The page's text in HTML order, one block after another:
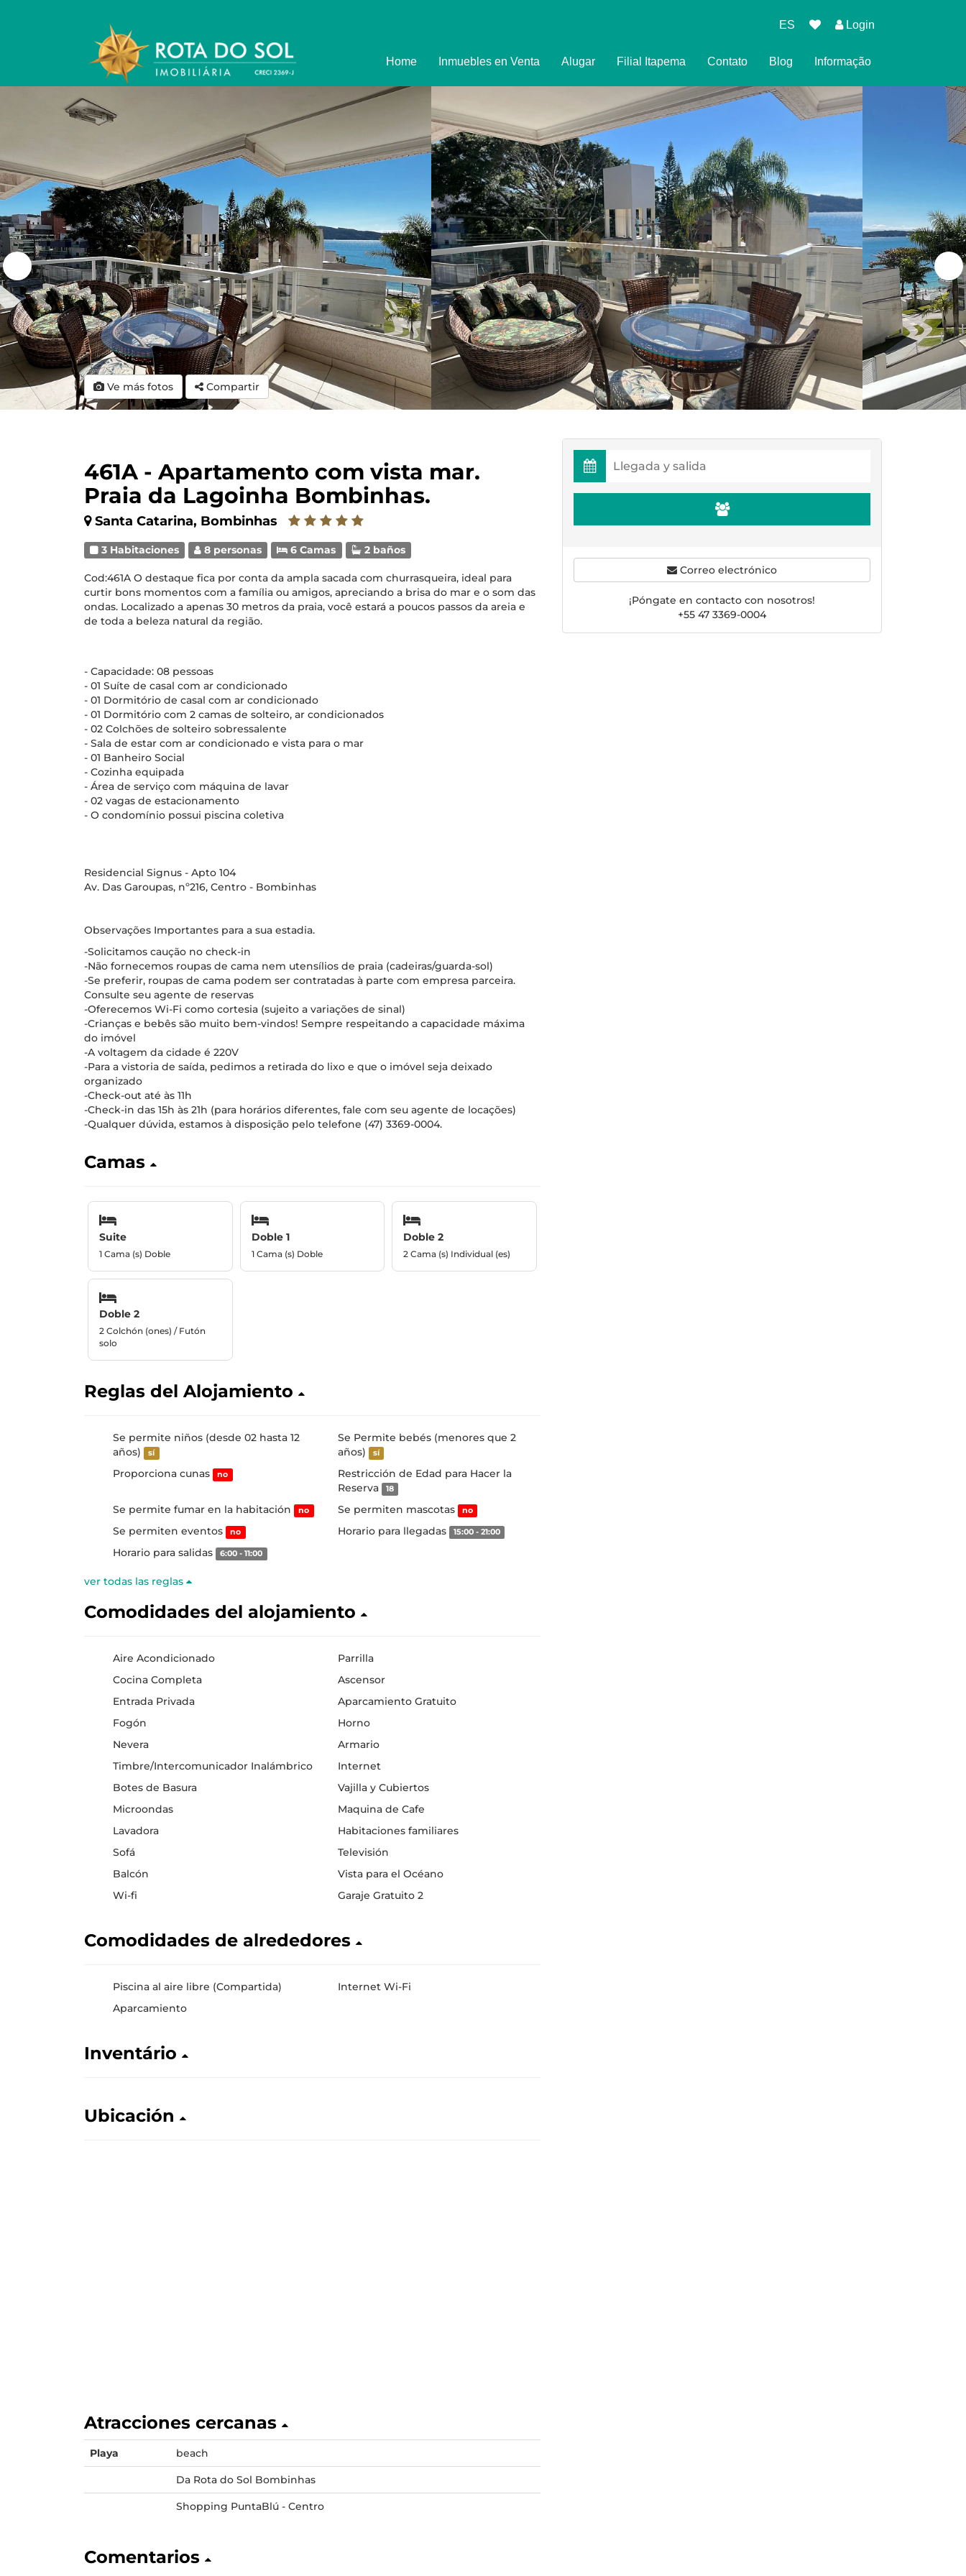
ES Login
Home Inmuebles en Venta Alugar
Imóveis
Formulário de Reserva
Promoções
Política de Privacidade
Termo e Condições para Reservar
Filial Itapema Contato Blog Informação
Ve más fotos Compartir
461A - Apartamento com vista mar.
Praia da Lagoinha Bombinhas.
Santa Catarina, Bombinhas
3 Habitaciones 8 personas 6 Camas 2 baños
Cod:461A O destaque fica por conta da ampla sacada com churrasqueira, ideal para
curtir bons momentos com a família ou amigos, apreciando a brisa do mar e o som das
ondas. Localizado a apenas 30 metros da praia, você estará a poucos passos da areia e
de toda a beleza natural da região.
- Capacidade: 08 pessoas
- 01 Suíte de casal com ar condicionado
- 01 Dormitório de casal com ar condicionado
- 01 Dormitório com 2 camas de solteiro, ar condicionados
- 02 Colchões de solteiro sobressalente
- Sala de estar com ar condicionado e vista para o mar
- 01 Banheiro Social
- Cozinha equipada
- Área de serviço com máquina de lavar
- 02 vagas de estacionamento
- O condomínio possui piscina coletiva
Residencial Signus - Apto 104
Av. Das Garoupas, nº216, Centro - Bombinhas
Observações Importantes para a sua estadia.
-Solicitamos caução no check-in
-Não fornecemos roupas de cama nem utensílios de praia (cadeiras/guarda-sol)
-Se preferir, roupas de cama podem ser contratadas à parte com empresa parceira.
Consulte seu agente de reservas
-Oferecemos Wi-Fi como cortesia (sujeito a variações de sinal)
-Crianças e bebês são muito bem-vindos! Sempre respeitando a capacidade máxima
do imóvel
-A voltagem da cidade é 220V
-Para a vistoria de saída, pedimos a retirada do lixo e que o imóvel seja deixado
organizado
-Check-out até às 11h
-Check-in das 15h às 21h (para horários diferentes, fale com seu agente de locações)
-Qualquer dúvida, estamos à disposição pelo telefone (47) 3369-0004.
Camas
Suite
1 Cama (s) Doble
Doble 1
1 Cama (s) Doble
Doble 2
2 Cama (s) Individual (es)
Doble 2
2 Colchón (ones) / Futón
solo
Reglas del Alojamiento
Se permite niños (desde 02 hasta 12
años)
sí
Se Permite bebés (menores que 2
años)
sí
Proporciona cunas no
Restricción de Edad para Hacer la
Reserva
18
Se permite fumar en la habitación no Se permiten mascotas no
Se permiten eventos no Horario para llegadas 15:00 - 21:00
Horario para salidas 6:00 - 11:00
ver todas las reglas
Comodidades del alojamiento
Aire Acondicionado
Parrilla
Cocina Completa
Ascensor
Entrada Privada
Aparcamiento Gratuito
Fogón
Horno
Nevera
Armario
Timbre/Intercomunicador Inalámbrico
Internet
Botes de Basura
Vajilla y Cubiertos
Microondas
Maquina de Cafe
Lavadora
Habitaciones familiares
Sofá
Televisión
Balcón
Vista para el Océano
Wi-fi
Garaje Gratuito 2
Comodidades de alrededores
Piscina al aire libre (Compartida)
Internet Wi-Fi
Aparcamiento
Inventário
Ubicación
Atracciones cercanas
Playa beach
Da Rota do Sol Bombinhas
Shopping PuntaBlú - Centro
Comentarios
Correo electrónico
¡Póngate en contacto con nosotros!
+55 47 3369-0004